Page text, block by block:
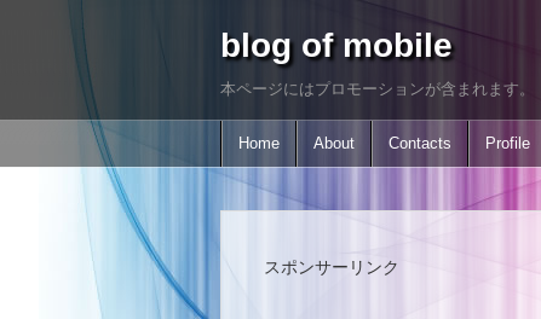
blog of mobile
本ページにはプロモーションが含まれます。
Home About Contacts Profile
スポンサーリンク